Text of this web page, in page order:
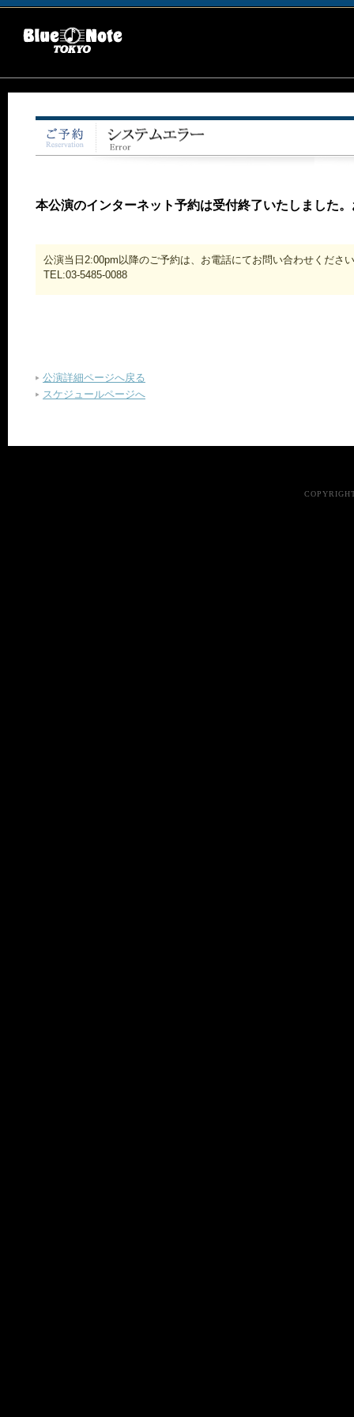
本公演のインターネット予約は受付終了いたしました
公演当日2:00pm以降のご予約は、お電話にてお問い合わせくださ
TEL:03-5485-0088
公演詳細ページへ戻る
スケジュールページへ